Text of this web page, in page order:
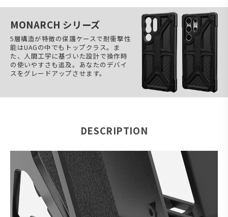
MONARCH シリーズ
5層構造が特徴の保護ケースで耐衝撃性
能はUAGの中でもトップクラス。ま
た、人間工学に基づいた設計で操作時
の使いやすさも追及。あなたのデバイ
スをグレードアップさせます。
DESCRIPTION